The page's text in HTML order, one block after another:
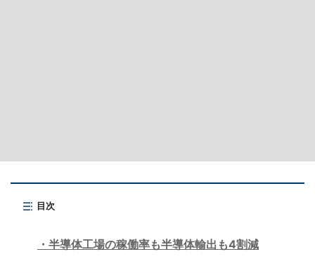
目次
半導体工場の稼働率も半導体輸出も4割減